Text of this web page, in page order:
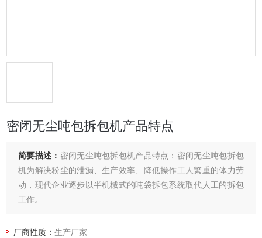
密闭无尘吨包拆包机产品特点
简要描述： 密闭无尘吨包拆包机产品特点：密闭无尘吨包拆包
机为解决粉尘的泄漏、生产效率、降低操作工人繁重的体力劳
动，现代企业逐步以半机械式的吨袋拆包系统取代人工的拆包
工作。
厂商性质：生产厂家